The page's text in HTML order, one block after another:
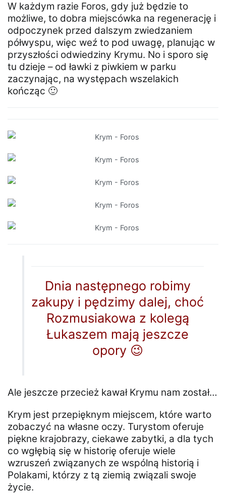
W każdym razie Foros, gdy już będzie to
możliwe, to dobra miejscówka na regenerację i
odpoczynek przed dalszym zwiedzaniem
półwyspu, więc weź to pod uwagę, planując w
przyszłości odwiedziny Krymu. No i sporo się
tu dzieje – od ławki z piwkiem w parku
zaczynając, na występach wszelakich
kończąc 🙂
Dnia następnego robimy
zakupy i pędzimy dalej, choć
Rozmusiakowa z kolegą
Łukaszem mają jeszcze
opory 😉
Ale jeszcze przecież kawał Krymu nam został…
Krym jest przepięknym miejscem, które warto
zobaczyć na własne oczy. Turystom oferuje
piękne krajobrazy, ciekawe zabytki, a dla tych
co wgłębią się w historię oferuje wiele
wzruszeń związanych ze wspólną historią i
Polakami, którzy z tą ziemią związali swoje
życie.